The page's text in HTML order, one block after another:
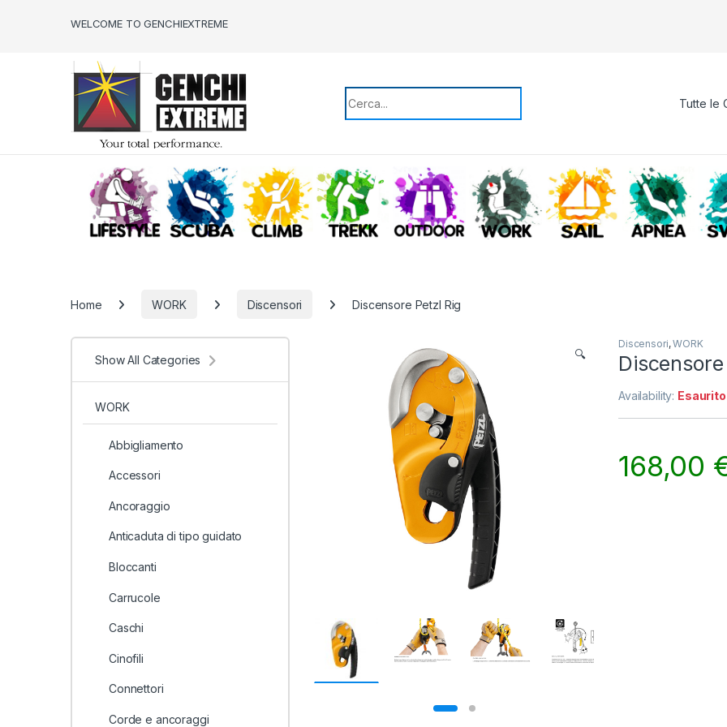
WELCOME TO GENCHIEXTREME
Search for:
LIFESTYLE SCUBA CLIMB TREKKING OUTDOOR WORK SAIL
Home WORK Discensori Discensore Petzl Rig
🔍
Discensori,WORK
Availability: Esaurito
168,00
Show All Categories
WORK
Abbigliamento
Accessori
Ancoraggio
Anticaduta di tipo guidato
Bloccanti
Carrucole
Caschi
Cinofili
Connettori
Corde e ancoraggi